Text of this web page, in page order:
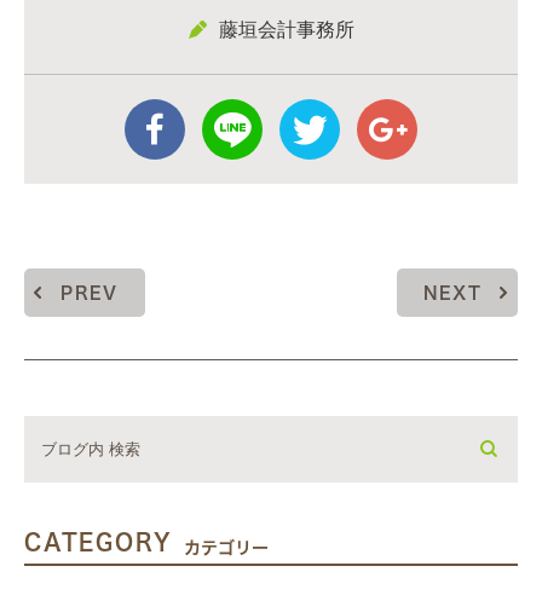
藤垣会計事務所
PREV NEXT
CATEGORY カテゴリー